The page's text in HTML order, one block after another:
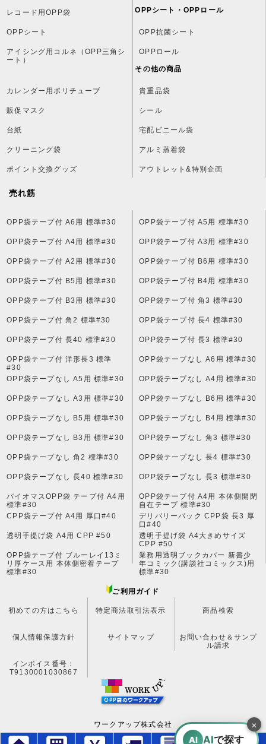
レコード用OPP袋 OPPシート・OPPロール
OPPシート OPP抗菌シート
アイシング用コルネ（OPP三角シ
ート）
OPPロール
その他の商品
カレンダー用ポリチューブ 貴重品袋
販促マスク シール
台紙 宅配ビニール袋
クリーニング袋 アルミ蒸着袋
ポイント交換グッズ アウトレット&特別企画
売れ筋
OPP袋テープ付 A6用 標準#30 OPP袋テープ付 A5用 標準#30
OPP袋テープ付 A4用 標準#30 OPP袋テープ付 A3用 標準#30
OPP袋テープ付 A2用 標準#30 OPP袋テープ付 B6用 標準#30
OPP袋テープ付 B5用 標準#30 OPP袋テープ付 B4用 標準#30
OPP袋テープ付 B3用 標準#30 OPP袋テープ付 角3 標準#30
OPP袋テープ付 角2 標準#30 OPP袋テープ付 長4 標準#30
OPP袋テープ付 長40 標準#30 OPP袋テープ付 長3 標準#30
OPP袋テープ付 洋形長3 標準
#30
OPP袋テープなし A6用 標準#30
OPP袋テープなし A5用 標準#30 OPP袋テープなし A4用 標準#30
OPP袋テープなし A3用 標準#30 OPP袋テープなし B6用 標準#30
OPP袋テープなし B5用 標準#30 OPP袋テープなし B4用 標準#30
OPP袋テープなし B3用 標準#30 OPP袋テープなし 角3 標準#30
OPP袋テープなし 角2 標準#30 OPP袋テープなし 長4 標準#30
OPP袋テープなし 長40 標準#30 OPP袋テープなし 長3 標準#30
バイオマスOPP袋 テープ付 A4用
標準#30
OPP袋テープ付 A4用 本体側開閉
自在テープ 標準#30
CPP袋テープ付 A4用 厚口#40
デリバリーパック CPP袋 長3 厚
口#40
透明手提げ袋 A4用 CPP #50
透明手提げ袋 A4大きめサイズ
CPP #50
OPP袋テープ付 ブルーレイ13ミ
リ厚ケース用 本体側密着テープ
標準#30
業務用透明ブックカバー 新書少
年コミック(講談社コミックス)用
標準#30
ご利用ガイド
初めての方はこちら 特定商法取引法表示 商品検索
個人情報保護方針 サイトマップ
お問い合わせ＆サンプ
ル請求
インボイス番号：
T9130001030867
ワークアップ株式会社
営業日:月～金曜日 ※土・日・祝日は休み
AI AIで探す
×